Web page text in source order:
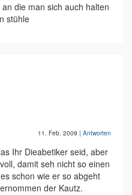
die man sich auch halten
stühle
11. Feb. 2009 | Antworten
Ihr Dieabetiker seid, aber
damit seh nicht so einen
schon wie er so abgeht
der Kautz.